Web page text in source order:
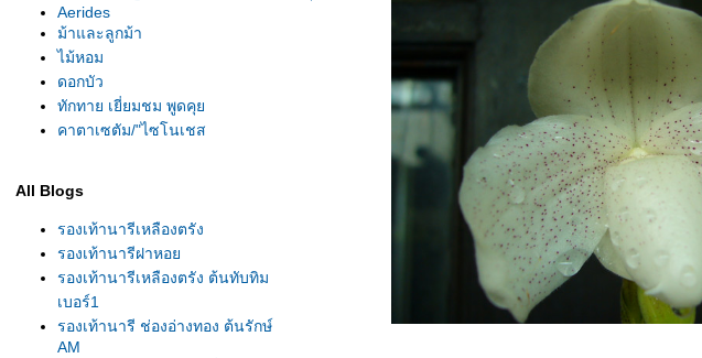
Aerides
ม้าและลูกม้า
ไม้หอม
ดอกบัว
ทักทาย เยี่ยมชม พูดคุ
คาตาเซตัม/"ไซโนเชส
All Blogs
รองเท้านารีเหลืองตรัง
รองเท้านารีฝาหอ
รองเท้านารีเหลืองตรัง ต้นทับทิม
เบอร์1
รองเท้านารี ช่องอ่างทอง ต้นรักษ์
AM